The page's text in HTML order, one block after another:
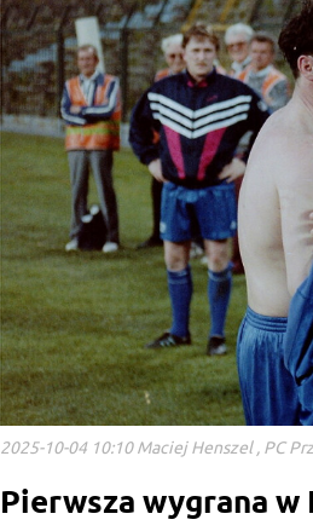
2025-10-04 10:10 Maciej Henszel , PC
Pierwsza wygrana w